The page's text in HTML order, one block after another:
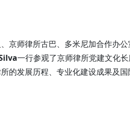
京师律所古巴、多米尼加合作办
一行参观了京师律所党建文化
的发展历程、专业化建设成果及国